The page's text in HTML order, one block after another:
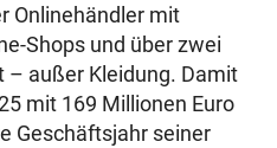
Onlinehändler mit
Shops und über zwei
– außer Kleidung. Damit
mit 169 Millionen Euro
Geschäftsjahr seiner